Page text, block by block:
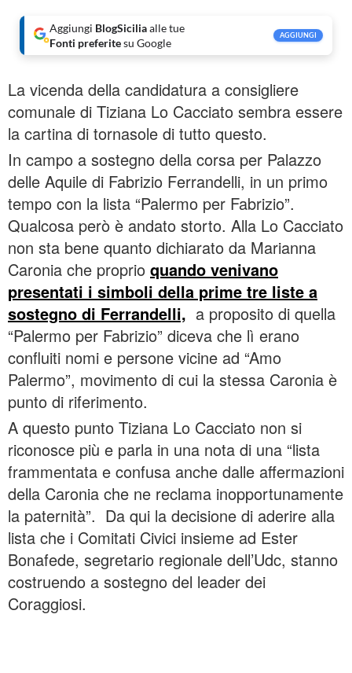
Aggiungi BlogSiciliaalle tue
Fonti preferitesu Google
AGGIUNGI
La vicenda della candidatura a consigliere
comunale di Tiziana Lo Cacciato sembra essere
la cartina di tornasole di tutto questo.
In campo a sostegno della corsa per Palazzo
delle Aquile di Fabrizio Ferrandelli, in un primo
tempo con la lista “Palermo per Fabrizio”.
Qualcosa però è andato storto. Alla Lo Cacciato
non sta bene quanto dichiarato da Marianna
Caronia che proprio quando venivano
presentati i simboli della prime tre liste a
sostegno di Ferrandelli, a proposito di quella
“Palermo per Fabrizio” diceva che lì erano
confluiti nomi e persone vicine ad “Amo
Palermo”, movimento di cui la stessa Caronia è
punto di riferimento.
A questo punto Tiziana Lo Cacciato non si
riconosce più e parla in una nota di una “lista
frammentata e confusa anche dalle affermazioni
della Caronia che ne reclama inopportunamente
la paternità”. Da qui la decisione di aderire alla
lista che i Comitati Civici insieme ad Ester
Bonafede, segretario regionale dell’Udc, stanno
costruendo a sostegno del leader dei
Coraggiosi.